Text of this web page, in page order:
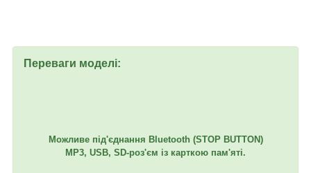
Переваги моделі:
Можливе під'єднання Bluetooth (STOP BUTTON)
MP3, USB, SD-роз'єм із карткою пам'яті.